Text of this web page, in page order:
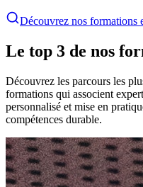
Découvrez nos formations
Le top 3 de nos
Découvrez les parcours les
formations qui associent
personnalisé et mise en
compétences durable.